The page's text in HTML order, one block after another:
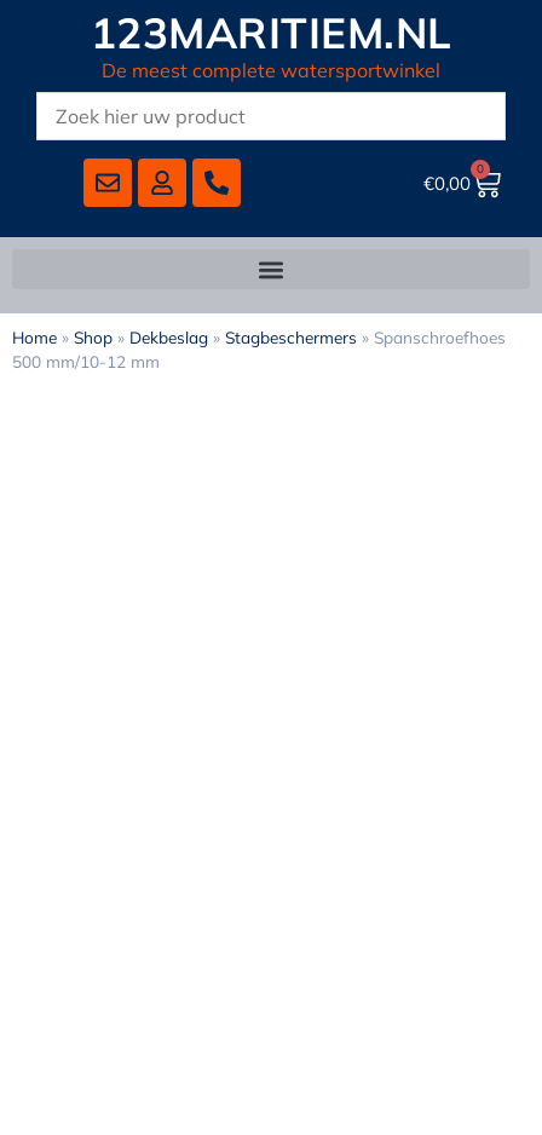
123MARITIEM.NL
De meest complete watersportwinkel
€0,00
0
Home » Shop » Dekbeslag » Stagbeschermers » Spanschroefhoes
500 mm/10-12 mm